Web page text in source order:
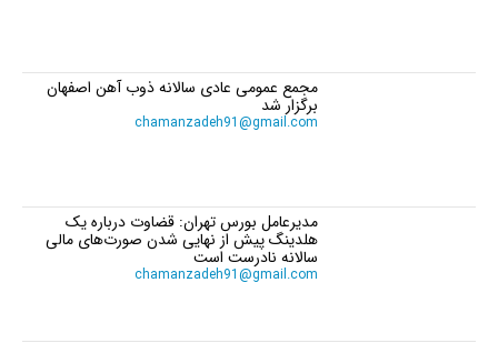
مجمع عمومی عادی سالانه ذوب آهن اصفهان
برگزار شد
chamanzadeh91@gmail.com
مدیرعامل بورس تهران: قضاوت درباره یک
هلدینگ پیش از نهایی شدن صورت‌های مالی
سالانه نادرست است
chamanzadeh91@gmail.com